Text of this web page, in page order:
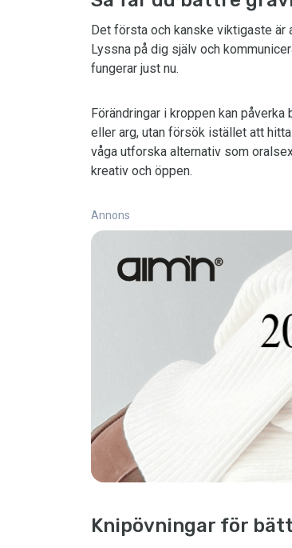
Det första och kanske viktigaste är
Lyssna på dig själv och
fungerar just nu.
Förändringar i kroppen kan
eller arg, utan försök istället att
våga utforska alternativ som
kreativ och öppen.
Annons
Knipövningar för